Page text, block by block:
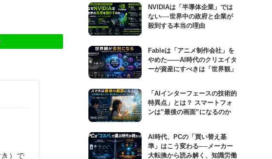
）で
NVIDIAは「半導体企業」では
ない──世界中の政府と企業が
殺到する本当の理由
Fableは「アニメ制作会社」を
やめた――AI時代のクリエイタ
ーが資産にすべきは「世界観」
「AIインターフェースの技術的
特異点」とは？ スマートフォ
ンは”最後の画面”になるのか
AI時代、PCの「買い替え基
準」はこう変わる──メーカー
大転換から読み解く、知識労働